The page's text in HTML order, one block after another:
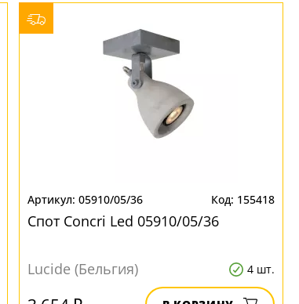
05910/05/36 155418
Спот Concri Led 05910/05/36
Lucide (Бельгия) 4 шт.